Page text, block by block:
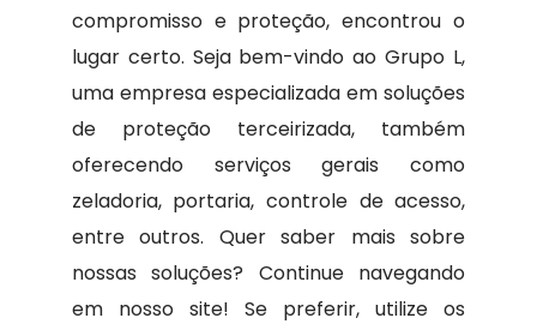
compromisso e proteção, encontrou o
lugar certo. Seja bem-vindo ao Grupo L,
uma empresa especializada em soluções
de proteção terceirizada, também
oferecendo serviços gerais como
zeladoria, portaria, controle de acesso,
entre outros. Quer saber mais sobre
nossas soluções? Continue navegando
em nosso site! Se preferir, utilize os